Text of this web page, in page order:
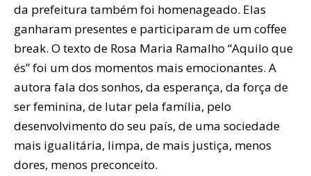
da prefeitura também foi homenageado. Elas
ganharam presentes e participaram de um coffee
break. O texto de Rosa Maria Ramalho “Aquilo que
és” foi um dos momentos mais emocionantes. A
autora fala dos sonhos, da esperança, da força de
ser feminina, de lutar pela família, pelo
desenvolvimento do seu país, de uma sociedade
mais igualitária, limpa, de mais justiça, menos
dores, menos preconceito.